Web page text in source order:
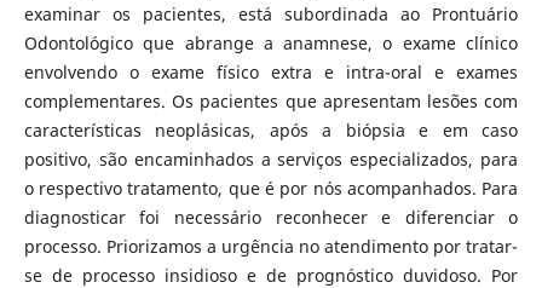
examinar os pacientes, está subordinada ao Prontuário
Odontológico que abrange a anamnese, o exame clínico
envolvendo o exame físico extra e intra-oral e exames
complementares. Os pacientes que apresentam lesões com
características neoplásicas, após a biópsia e em caso
positivo, são encaminhados a serviços especializados, para
o respectivo tratamento, que é por nós acompanhados. Para
diagnosticar foi necessário reconhecer e diferenciar o
processo. Priorizamos a urgência no atendimento por tratar-
se de processo insidioso e de prognóstico duvidoso. Por